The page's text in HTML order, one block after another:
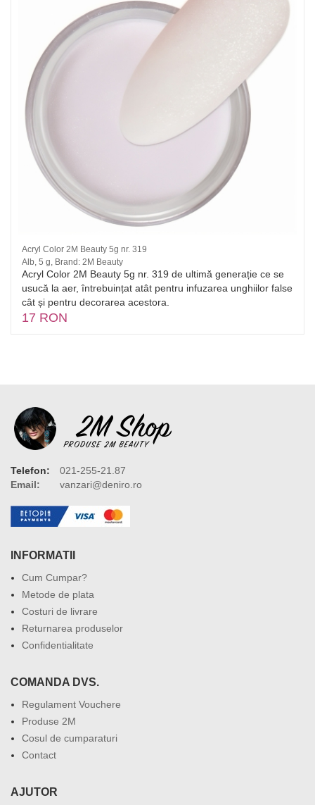
Acryl Color 2M Beauty 5g nr. 319
Alb, 5 g, Brand: 2M Beauty
Acryl Color 2M Beauty 5g nr. 319 de ultimă generație ce se
usucă la aer, întrebuințat atât pentru infuzarea unghiilor false
cât și pentru decorarea acestora.
17 RON
Telefon:
021-255-21.87
Email:
vanzari@deniro.ro
INFORMATII
Cum Cumpar?
Metode de plata
Costuri de livrare
Returnarea produselor
Confidentialitate
COMANDA DVS.
Regulament Vouchere
Produse 2M
Cosul de cumparaturi
Contact
AJUTOR